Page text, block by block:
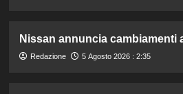
Nissan annuncia cambiamenti
Redazione 5 Agosto 2026 : 2:35